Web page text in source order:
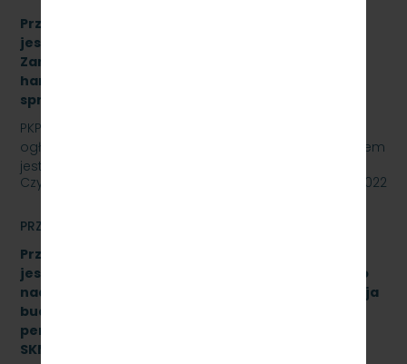
Przetarg nieograniczony, którego przedmiotem
jest „sukcesywna dostawa do siedziby
Zamawiającego – 9.525 szt. żeliwnych wstawek
hamulcowych z dylatacjami typu DO-B-380, znak
sprawy: SKMMU.086.32.22
PKP SZYBKA KOLEJ MIEJSKA W TRÓJMIEŚCIE Sp. z o.o.
ogłasza przetarg nieograniczony, którego przedmiotem
jest „sukcesywna dostawa do siedziby…
Czytaj dalej
27 maja 2022
PRZETARGI
Przetarg nieograniczony, którego przedmiotem
jest świadczenie usługi pełnienia kompleksowego
nadzoru inwestorskiego dla zadania „Modernizacja
budynku Dworca Podmiejskiego w Gdyni oraz
peronu SKM na stacji Gdynia Główna” Znak:
SKMMU.086.27.22